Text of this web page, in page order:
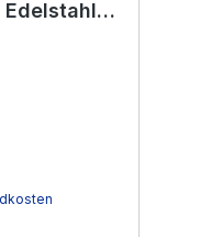
Edelstahl